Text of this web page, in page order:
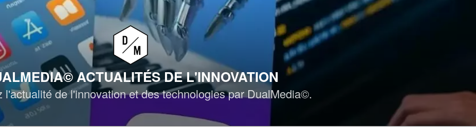
ACTUALITÉS DE L'INNOVATION
l'actualité de l'innovation et des technologies par DualMedia©.